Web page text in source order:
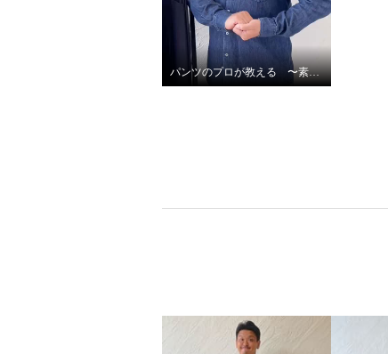
パンツのプロが教える 〜素材編〜